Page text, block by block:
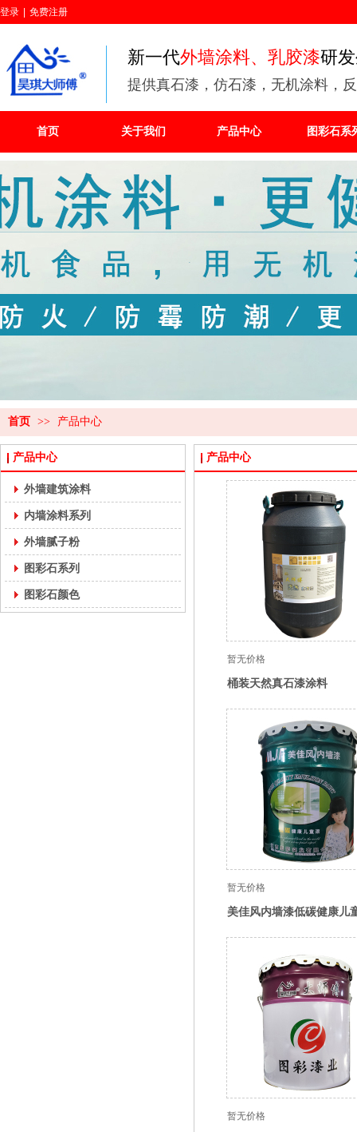
新一代外墙涂料、乳胶漆研
提供真石漆，仿石漆，无机涂料，
登录 免费注册
首页 关于我们 产品中心 图彩石系
首页 >> 产品中心
产品中心
外墙建筑涂料
内墙涂料系列
外墙腻子粉
图彩石系列
图彩石颜色
产品中心
暂无价格
桶装天然真石漆涂料
暂无价格
美佳风内墙漆低碳健康儿
暂无价格